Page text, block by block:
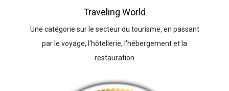
Traveling World
Une catégorie sur le secteur du tourisme, en passant
par le voyage, l'hôtellerie, l'hébergement et la
restauration